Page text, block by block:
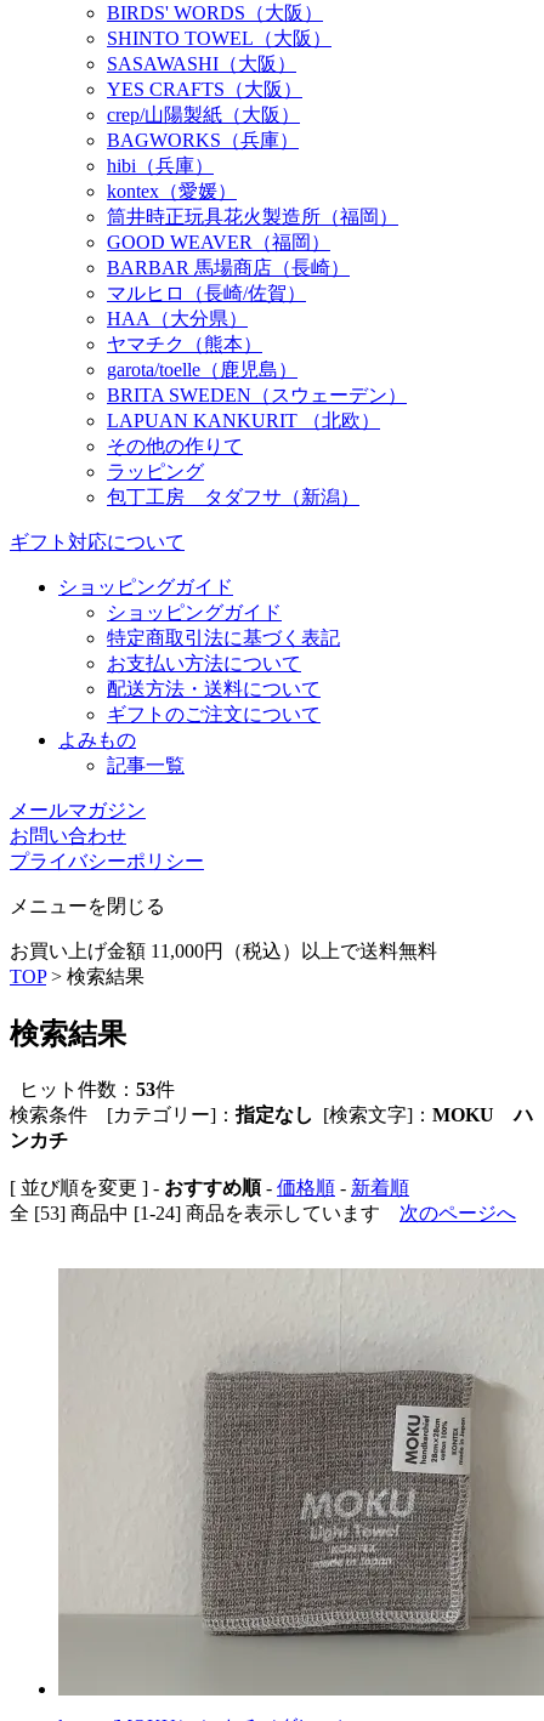
BIRDS' WORDS（大阪）
SHINTO TOWEL（大阪）
SASAWASHI（大阪）
YES CRAFTS（大阪）
crep/山陽製紙（大阪）
BAGWORKS（兵庫）
hibi（兵庫）
kontex（愛媛）
筒井時正玩具花火製造所（福岡）
GOOD WEAVER（福岡）
BARBAR 馬場商店（長崎）
マルヒロ（長崎/佐賀）
HAA（大分県）
ヤマチク（熊本）
garota/toelle（鹿児島）
BRITA SWEDEN（スウェーデン）
LAPUAN KANKURIT （北欧）
その他の作りて
ラッピング
包丁工房 タダフサ（新潟）
ギフト対応について
ショッピングガイド
ショッピングガイド
特定商取引法に基づく表記
お支払い方法について
配送方法・送料について
ギフトのご注文について
よみもの
記事一覧
メールマガジン
お問い合わせ
プライバシーポリシー
メニューを閉じる
お買い上げ金額 11,000円（税込）以上で送料無料
TOP> 検索結果
検索結果
ヒット件数： 53件
検索条件 [カテゴリー]：指定なし [検索文字]： MOKU ハ
ンカチ
[ 並び順を変更 ] - おすすめ順- 価格順 - 新着順
全 [53] 商品中 [1-24] 商品を表示しています 次のページへ